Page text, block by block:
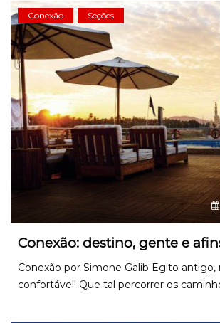
Conexão Seções
Conexão: destino, gente e
Conexão por Simone Galib Egito
confortável! Que tal percorrer os